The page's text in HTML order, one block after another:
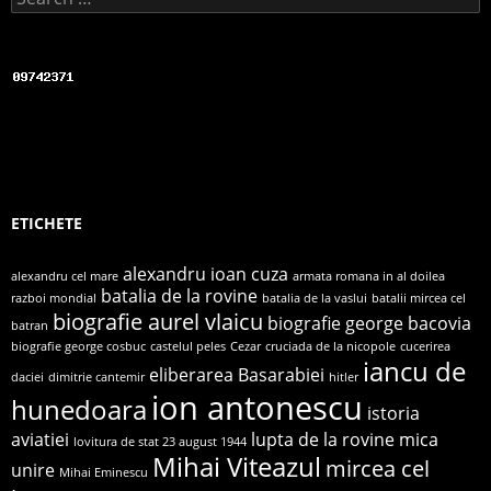
ETICHETE
alexandru cel mare alexandru ioan cuza armata romana in al doilea
razboi mondial batalia de la rovine batalia de la vaslui batalii mircea cel
batran biografie aurel vlaicu biografie george bacovia
biografie george cosbuc castelul peles Cezar cruciada de la nicopole cucerirea
daciei dimitrie cantemir eliberarea Basarabiei hitler iancu de
hunedoara ion antonescu istoria
aviatiei lovitura de stat 23 august 1944 lupta de la rovine mica
unire Mihai Eminescu Mihai Viteazul mircea cel